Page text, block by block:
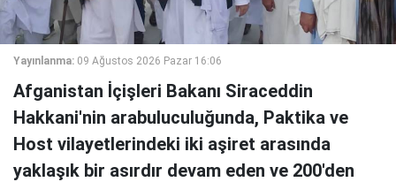
Yayınlanma: 09 Ağustos 2026 Pazar 16:06
Afganistan İçişleri Bakanı Siraceddin
Hakkani'nin arabuluculuğunda, Paktika ve
Host vilayetlerindeki iki aşiret arasında
yaklaşık bir asırdır devam eden ve 200'den